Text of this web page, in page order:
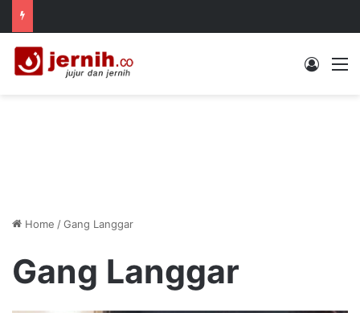
Log In
Home /Gang Langgar
Gang Langgar